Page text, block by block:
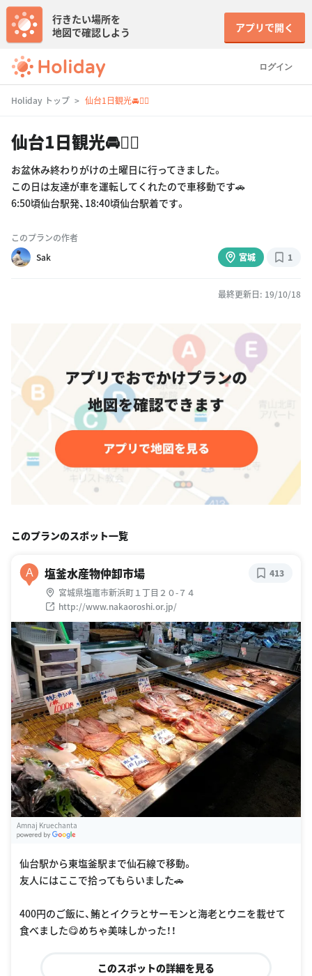
ログイン
行きたい場所を
地図で確認しよう
アプリで開く
Holiday トップ 仙台1日観光🚘🚶‍♀️
仙台1日観光🚘🚶‍♀️
お盆休み終わりがけの土曜日に行ってきました。
この日は友達が車を運転してくれたので車移動です🚗
6:50頃仙台駅発、18:40頃仙台駅着です。
このプランの作者
Sak
宮城 1
最終更新日: 19/10/18
このプランのスポット一覧
A 塩釜水産物仲卸市場
宮城県塩竈市新浜町１丁目２０-７４
http://www.nakaoroshi.or.jp/
413
Amnaj Kruechanta
仙台駅から東塩釜駅まで仙石線で移動。
友人にはここで拾ってもらいました🚗
400円のご飯に、鮪とイクラとサーモンと海老とウニを載せて
食べました😋めちゃ美味しかった！！
このスポットの詳細を見る